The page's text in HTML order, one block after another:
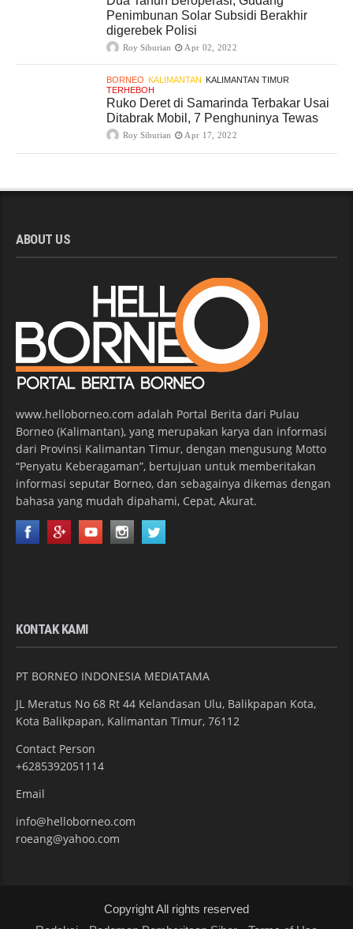
Penimbunan Solar Subsidi Berakhir
digerebek Polisi
Roy Siburian Apr 02, 2022
BORNEO KALIMANTAN KALIMANTAN TIMUR
TERHEBOH
Ruko Deret di Samarinda Terbakar Usai
Ditabrak Mobil, 7 Penghuninya Tewas
Roy Siburian Apr 17, 2022
ABOUT US
www.helloborneo.com adalah Portal Berita dari Pulau
Borneo (Kalimantan), yang merupakan karya dan informasi
dari Provinsi Kalimantan Timur, dengan mengusung Motto
“Penyatu Keberagaman”, bertujuan untuk memberitakan
informasi seputar Borneo, dan sebagainya dikemas dengan
bahasa yang mudah dipahami, Cepat, Akurat.
KONTAK KAMI
PT BORNEO INDONESIA MEDIATAMA
JL Meratus No 68 Rt 44 Kelandasan Ulu, Balikpapan Kota,
Kota Balikpapan, Kalimantan Timur, 76112
Contact Person
+6285392051114
Email
info@helloborneo.com
roeang@yahoo.com
Copyright All rights reserved